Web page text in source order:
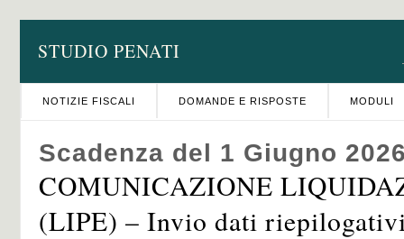
STUDIO PENATI
NOTIZIE FISCALI DOMANDE E RISPOSTE MODULI
Scadenza del 1 Giugno
COMUNICAZIONE
(LIPE) – Invio dati